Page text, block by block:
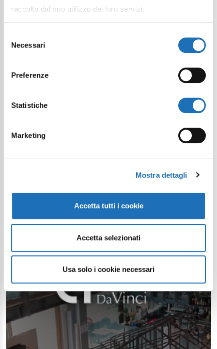
raccolto dal suo utilizzo dei loro servizi.
delNecessari
Preferenze
Statistiche
Marketing
Mostra dettagli
Accetta tutti i cookie
Accetta selezionati
Usa solo i cookie necessari
Continue exploring